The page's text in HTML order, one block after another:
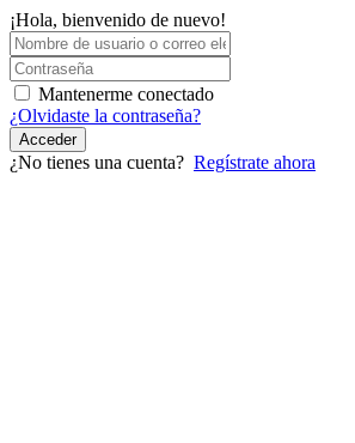
Ir
al
contenido
¡Hola, bienvenido de nuevo!
Mantenerme conectado
¿Olvidaste la contraseña?
Acceder
¿No tienes una cuenta? Regístrate ahora